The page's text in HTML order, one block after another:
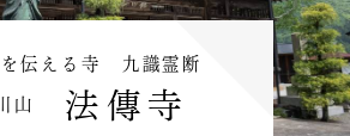
を伝える寺 九識霊断
山 法傳寺